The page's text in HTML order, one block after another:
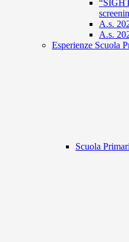
A.s.
A.s.
Esperienze Scuola
Scuola